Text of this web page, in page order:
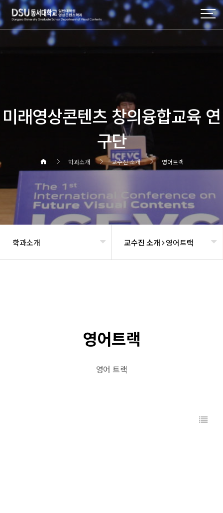
미래영상콘텐츠 창의융합교육 연
구단
학과소개 교수진 소개 영어트랙
학과소개 교수진 소개 영어트랙
영어트랙
영어 트랙